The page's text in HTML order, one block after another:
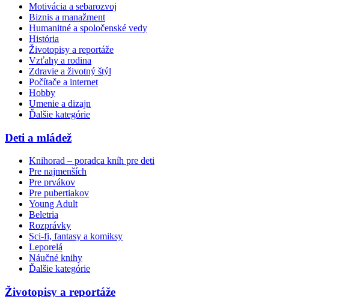
Motivácia a sebarozvoj
Biznis a manažment
Humanitné a spoločenské vedy
História
Životopisy a reportáže
Vzťahy a rodina
Zdravie a životný štýl
Počítače a internet
Hobby
Umenie a dizajn
Ďalšie kategórie
Deti a mládež
Knihorad – poradca kníh pre deti
Pre najmenších
Pre prvákov
Pre pubertiakov
Young Adult
Beletria
Rozprávky
Sci-fi, fantasy a komiksy
Leporelá
Náučné knihy
Ďalšie kategórie
Životopisy a reportáže